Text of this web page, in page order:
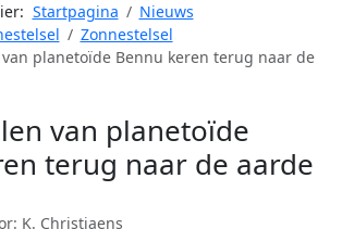
Startpagina
Nieuws
Zonnestelsel
planetoïde Bennu keren terug naar de
van planetoïde
terug naar de aarde
K. Christiaens